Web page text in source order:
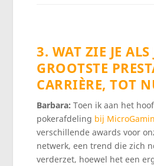
3. WAT ZIE JE ALS
GROOTSTE
CARRIÈRE, TOT
Barbara:Toen ik aan het
pokerafdeling bij
verschillende awards voor
netwerk, een trend die zich
verderzet, hoewel het een